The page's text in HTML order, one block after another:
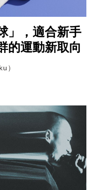
」，適合新手
的運動新取向
）